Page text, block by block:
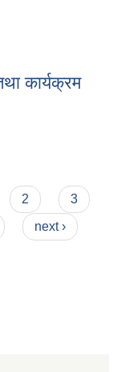
कार्यक्रम
2
3
next ›